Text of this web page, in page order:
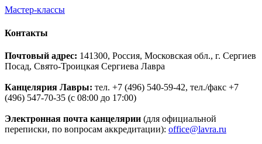
Мастер-классы
Контакты
Почтовый адрес: 141300, Россия, Московская обл., г. Сергиев
Посад, Свято-Троицкая Сергиева Лавра
Канцелярия Лавры: тел. +7 (496) 540-59-42, тел./факс +7
(496) 547-70-35 (с 08:00 до 17:00)
Электронная почта канцелярии (для официальной
переписки, по вопросам аккредитации): office@lavra.ru